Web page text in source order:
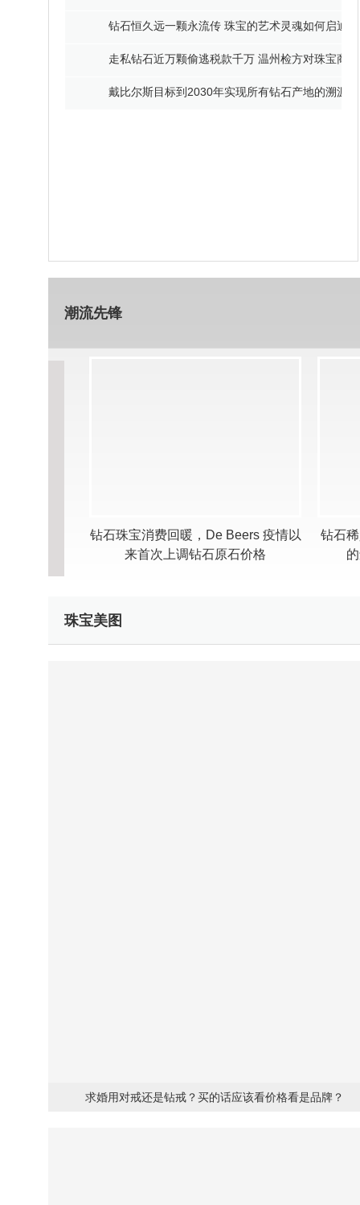
钻石恒久远一颗永流传 珠宝的艺术灵魂如何启迪
走私钻石近万颗偷逃税款千万 温州检方对珠宝商
戴比尔斯目标到2030年实现所有钻石产地的溯源
潮流先锋
钻石珠宝消费回暖，De Beers 疫情以
来首次上调钻石原石价格
钻石
珠宝美图
求婚用对戒还是钻戒？买的话应该看价格看是品牌？